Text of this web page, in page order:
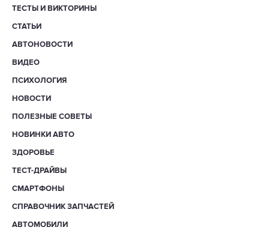
ТЕСТЫ И ВИКТОРИНЫ
СТАТЬИ
АВТОНОВОСТИ
ВИДЕО
ПСИХОЛОГИЯ
НОВОСТИ
ПОЛЕЗНЫЕ СОВЕТЫ
НОВИНКИ АВТО
ЗДОРОВЬЕ
ТЕСТ-ДРАЙВЫ
СМАРТФОНЫ
СПРАВОЧНИК ЗАПЧАСТЕЙ
АВТОМОБИЛИ